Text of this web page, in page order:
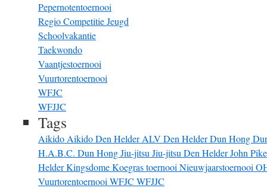
Pepernotentoernooi
Regio Competitie Jeugd
Schoolvakantie
Taekwondo
Vaantjestoernooi
Vuurtorentoernooi
WFJC
WFJJC
Tags
Aikido Aikido Den HelderALV Den HelderDun Hong
H.A.B.C. Dun HongJiu-jitsu Jiu-jitsu Den HelderJohn
HelderKingsdomeKoegras toernooi Nieuwjaarstoernooi
Vuurtorentoernooi WFJC WFJJC